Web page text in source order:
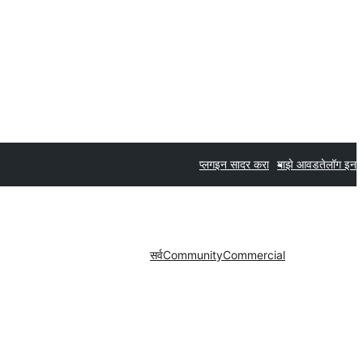
प्लगइन सादर करा माझे आवडतेलॉग इन
सर्वCommunityCommercial